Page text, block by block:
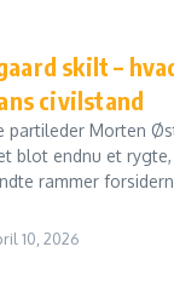
skilt –
civilstand
partileder Morten
blot endnu et
rammer
10, 2026